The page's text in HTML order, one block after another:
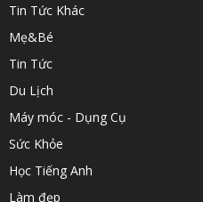
Tin Tức Khác
Mẹ&Bé
Tin Tức
Du Lịch
Máy móc - Dụng Cụ
Sức Khỏe
Học Tiếng Anh
Làm đẹp